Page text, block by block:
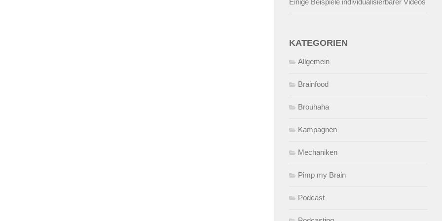
KATEGORIEN
Allgemein
Brainfood
Brouhaha
Kampagnen
Mechaniken
Pimp my Brain
Podcast